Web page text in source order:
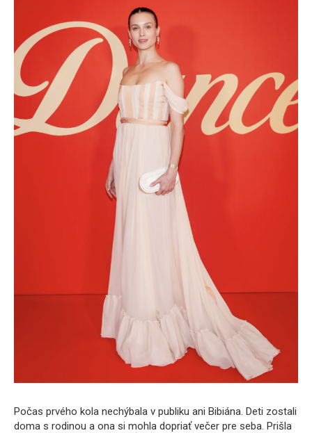
Počas prvého kola nechýbala v publiku ani Bibiána. Deti zostali
doma s rodinou a ona si mohla dopriať večer pre seba. Prišla